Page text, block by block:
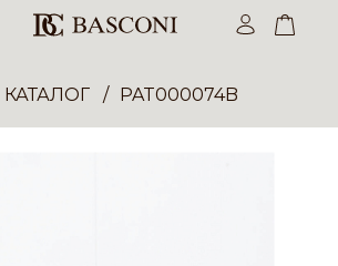
КАТАЛОГ PAT000074B